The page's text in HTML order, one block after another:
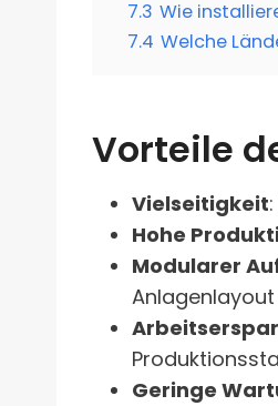
7.3 Wie
7.4 Welche
Vorteile
Vielseitigkeit
Hohe
Modularer
Geringe